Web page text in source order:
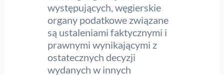
występujących, węgierskie
organy podatkowe związane
są ustaleniami faktycznymi i
prawnymi wynikającymi z
ostatecznych decyzji
wydanych w innych